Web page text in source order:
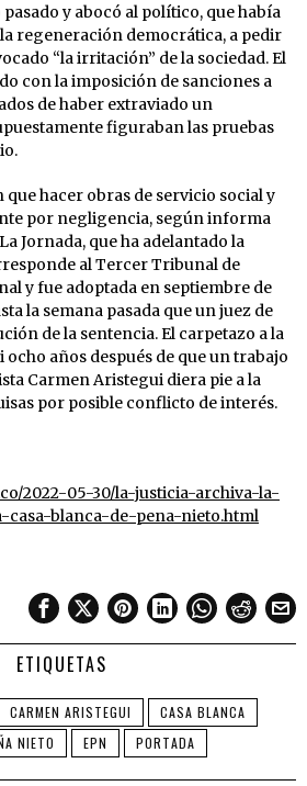
y abocó al político, que había
regeneración democrática, a pedir
“la irritación” de la sociedad. El
con la imposición de sanciones a
de haber extraviado un
figuraban las pruebas
hacer obras de servicio social y
por negligencia, según informa
Jornada, que ha adelantado la
al Tercer Tribunal de
y fue adoptada en septiembre de
la semana pasada que un juez de
de la sentencia. El carpetazo a la
años después de que un trabajo
Carmen Aristegui diera pie a la
por posible conflicto de interés.
2022-05-30/la-justicia-archiva-la-
blanca-de-pena-nieto.html
ETIQUETAS
CARMEN ARISTEGUI
CASA BLANCA
NIETO
EPN PORTADA